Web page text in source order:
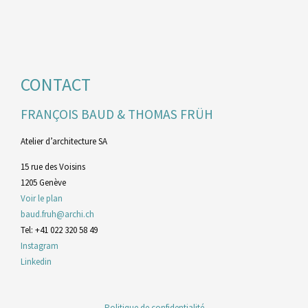
CONTACT
FRANÇOIS BAUD & THOMAS FRÜH
Atelier d’architecture SA
15 rue des Voisins
1205 Genève
Voir le plan
baud.fruh@archi.ch
Tel: +41 022 320 58 49
Instagram
Linkedin